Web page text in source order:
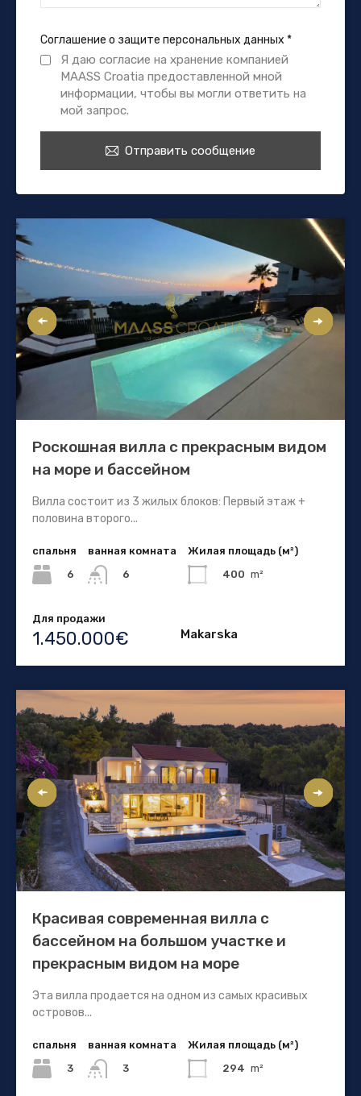
Соглашение о защите персональных данных *
Я даю согласие на хранение компанией
MAASS Croatia предоставленной мной
информации, чтобы вы могли ответить на
мой запрос.
Отправить сообщение
Роскошная вилла с прекрасным видом
на море и бассейном
Вилла состоит из 3 жилых блоков: Первый этаж +
половина второго...
спальня
6
ванная комната
6
Жилая площадь (м²)
400 m²
Для продажи
1.450.000€ Makarska
Красивая современная вилла с
бассейном на большом участке и
прекрасным видом на море
Эта вилла продается на одном из самых красивых
островов...
спальня
3
ванная комната
3
Жилая площадь (м²)
294 m²